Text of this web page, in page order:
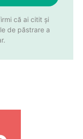
că ai citit și
de păstrare a